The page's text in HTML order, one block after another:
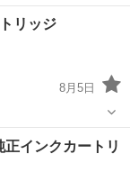
リッジ
8月5日
ンクカートリッジ
インクカートリ